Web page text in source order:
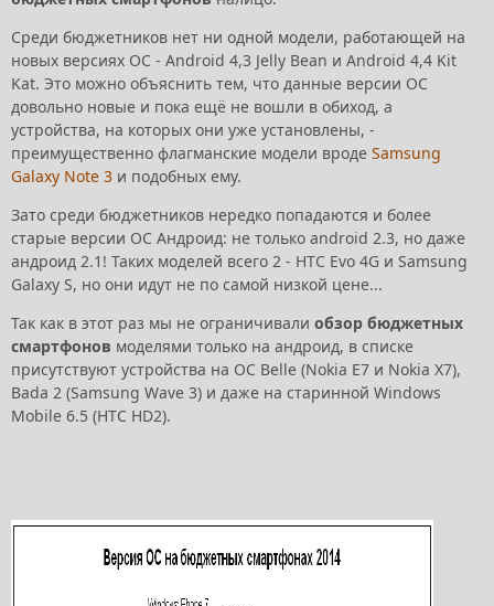
Среди бюджетников нет ни одной модели, работающей на
новых версиях ОС - Android 4,3 Jelly Bean и Android 4,4 Kit
Kat. Это можно объяснить тем, что данные версии ОС
довольно новые и пока ещё не вошли в обиход, а
устройства, на которых они уже установлены, -
преимущественно флагманские модели вроде Samsung
Galaxy Note 3 и подобных ему.
Зато среди бюджетников нередко попадаются и более
старые версии ОС Андроид: не только android 2.3, но даже
андроид 2.1! Таких моделей всего 2 - HTC Evo 4G и Samsung
Galaxy S, но они идут не по самой низкой цене...
Так как в этот раз мы не ограничивали обзор бюджетных
смартфонов моделями только на андроид, в списке
присутствуют устройства на ОС Belle (Nokia E7 и Nokia X7),
Bada 2 (Samsung Wave 3) и даже на старинной Windows
Mobile 6.5 (HTC HD2).